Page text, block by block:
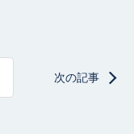
次の記事